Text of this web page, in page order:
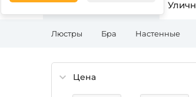
Освещение для дома
Люстры Бра Настенные
Цена